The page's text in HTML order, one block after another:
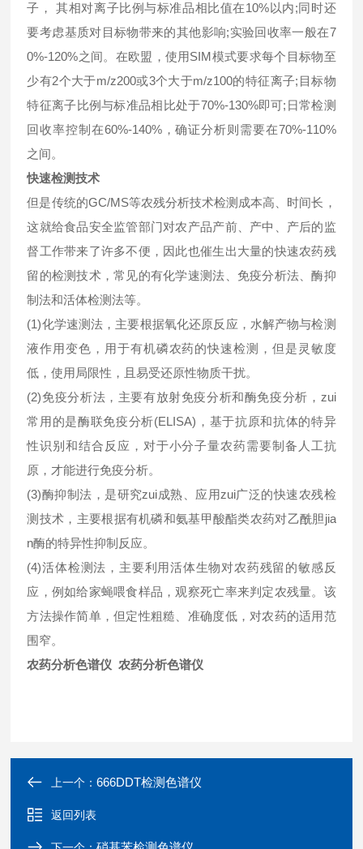
子， 其相对离子比例与标准品相比值在10%以内;同时还
要考虑基质对目标物带来的其他影响;实验回收率一般在7
0%-120%之间。在欧盟，使用SIM模式要求每个目标物至
少有2个大于m/z200或3个大于m/z100的特征离子;目标物
特征离子比例与标准品相比处于70%-130%即可;日常检测
回收率控制在60%-140%，确证分析则需要在70%-110%
之间。
快速检测技术
但是传统的GC/MS等农残分析技术检测成本高、时间长，
这就给食品安全监管部门对农产品产前、产中、产后的监
督工作带来了许多不便，因此也催生出大量的快速农药残
留的检测技术，常见的有化学速测法、免疫分析法、酶抑
制法和活体检测法等。
(1)化学速测法，主要根据氧化还原反应，水解产物与检测
液作用变色，用于有机磷农药的快速检测，但是灵敏度
低，使用局限性，且易受还原性物质干扰。
(2)免疫分析法，主要有放射免疫分析和酶免疫分析，zui
常用的是酶联免疫分析(ELISA)，基于抗原和抗体的特异
性识别和结合反应，对于小分子量农药需要制备人工抗
原，才能进行免疫分析。
(3)酶抑制法，是研究zui成熟、应用zui广泛的快速农残检
测技术，主要根据有机磷和氨基甲酸酯类农药对乙酰胆jia
n酶的特异性抑制反应。
(4)活体检测法，主要利用活体生物对农药残留的敏感反
应，例如给家蝇喂食样品，观察死亡率来判定农残量。该
方法操作简单，但定性粗糙、准确度低，对农药的适用范
围窄。
农药分析色谱仪 农药分析色谱仪
上一个：666DDT检测色谱仪
返回列表